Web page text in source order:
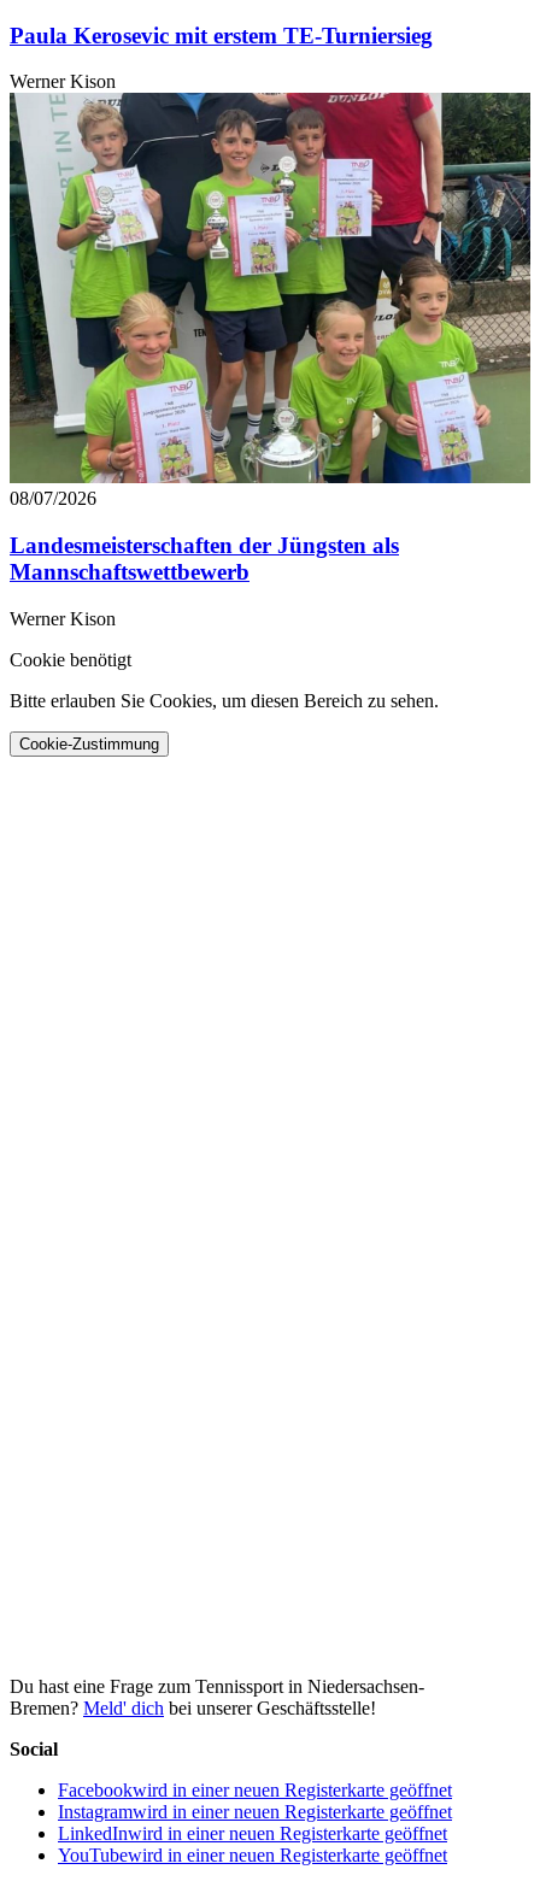
Paula Kerosevic mit erstem TE-Turniersieg
Werner Kison
08/07/2026
Landesmeisterschaften der Jüngsten als
Mannschaftswettbewerb
Werner Kison
Cookie benötigt
Bitte erlauben Sie Cookies, um diesen Bereich zu sehen.
Cookie-Zustimmung
Du hast eine Frage zum Tennissport in Niedersachsen-
Bremen? Meld' dich bei unserer Geschäftsstelle!
Social
Facebookwird in einer neuen Registerkarte geöffnet
Instagramwird in einer neuen Registerkarte geöffnet
LinkedInwird in einer neuen Registerkarte geöffnet
YouTubewird in einer neuen Registerkarte geöffnet